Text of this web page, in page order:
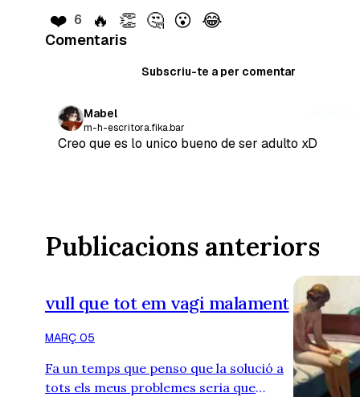
❤️ 6 🔥 👏 🤔 😮 😂
Comentaris
Subscriu-te a per comentar
Mabel
m-h-escritora.fika.bar
Creo que es lo unico bueno de ser adulto xD
Publicacions anteriors
vull que tot em vagi malament
MARÇ 05
Fa un temps que penso que la solució a
tots els meus problemes seria que